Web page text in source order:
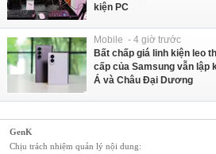
kiện PC
Mobile - 4 giờ trước
Bất chấp giá linh kiện leo
cấp của Samsung vẫn lập
Á và Châu Đại Dương
GenK
Chịu trách nhiệm quản lý nội dung: